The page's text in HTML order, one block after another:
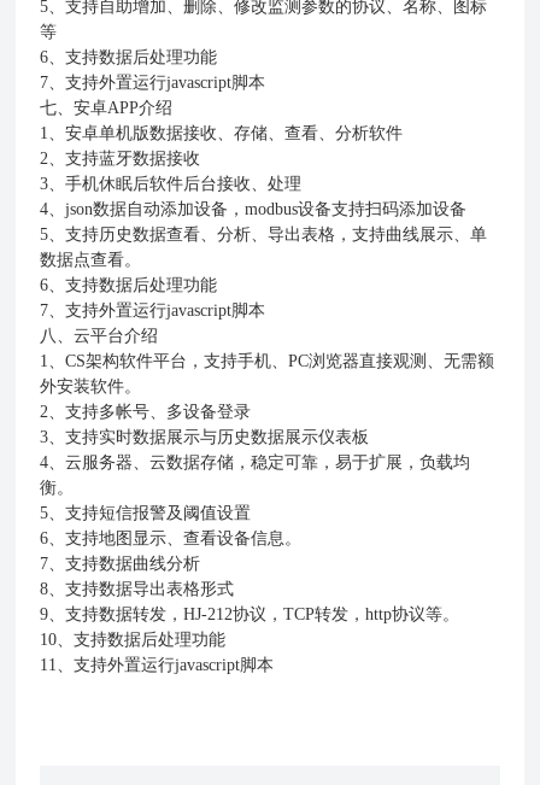
5、支持自助增加、删除、修改监测参数的协议、名称、图标
等
6、支持数据后处理功能
7、支持外置运行javascript脚本
七、安卓APP介绍
1、安卓单机版数据接收、存储、查看、分析软件
2、支持蓝牙数据接收
3、手机休眠后软件后台接收、处理
4、json数据自动添加设备，modbus设备支持扫码添加设备
5、支持历史数据查看、分析、导出表格，支持曲线展示、单
数据点查看。
6、支持数据后处理功能
7、支持外置运行javascript脚本
八、云平台介绍
1、CS架构软件平台，支持手机、PC浏览器直接观测、无需额
外安装软件。
2、支持多帐号、多设备登录
3、支持实时数据展示与历史数据展示仪表板
4、云服务器、云数据存储，稳定可靠，易于扩展，负载均
衡。
5、支持短信报警及阈值设置
6、支持地图显示、查看设备信息。
7、支持数据曲线分析
8、支持数据导出表格形式
9、支持数据转发，HJ-212协议，TCP转发，http协议等。
10、支持数据后处理功能
11、支持外置运行javascript脚本